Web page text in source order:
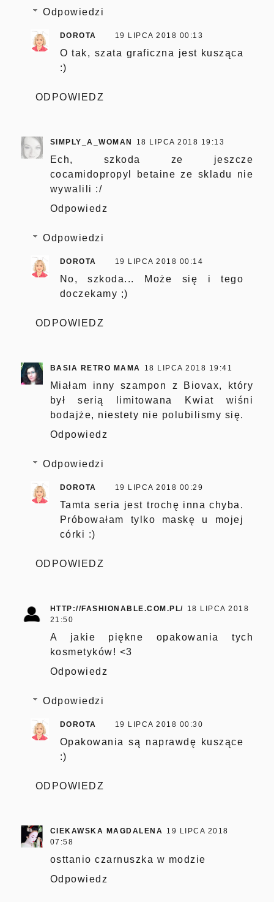
Odpowiedzi
DOROTA 19 LIPCA 2018 00:13
O tak, szata graficzna jest kusząca
:)
ODPOWIEDZ
SIMPLY_A_WOMAN 18 LIPCA 2018 19:13
Ech, szkoda ze jeszcze
cocamidopropyl betaine ze skladu nie
wywalili :/
Odpowiedz
Odpowiedzi
DOROTA 19 LIPCA 2018 00:14
No, szkoda... Może się i tego
doczekamy ;)
ODPOWIEDZ
BASIA RETRO MAMA 18 LIPCA 2018 19:41
Miałam inny szampon z Biovax, który
był serią limitowana Kwiat wiśni
bodajże, niestety nie polubilismy się.
Odpowiedz
Odpowiedzi
DOROTA 19 LIPCA 2018 00:29
Tamta seria jest trochę inna chyba.
Próbowałam tylko maskę u mojej
córki :)
ODPOWIEDZ
HTTP://FASHIONABLE.COM.PL/ 18 LIPCA 2018
21:50
A jakie piękne opakowania tych
kosmetyków! <3
Odpowiedz
Odpowiedzi
DOROTA 19 LIPCA 2018 00:30
Opakowania są naprawdę kuszące
:)
ODPOWIEDZ
CIEKAWSKA MAGDALENA 19 LIPCA 2018
07:58
osttanio czarnuszka w modzie
Odpowiedz